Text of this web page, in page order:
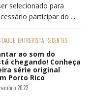
selecionado para
participar do ...
ENTREVISTA RECENTES
ao som do
chegando! Conheça
série original
Porto Rico
2022